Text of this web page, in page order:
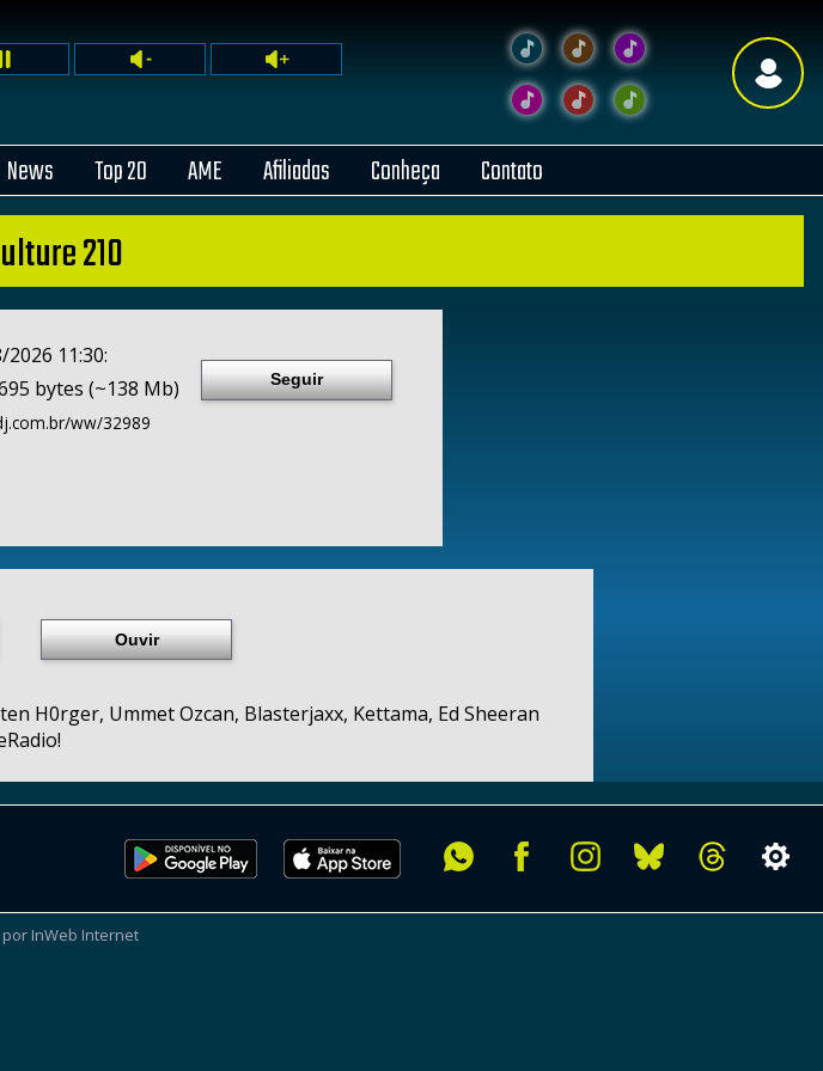
News Top 20 AME Afiliadas Conheça Contato
210
2026 11:30:
bytes (~138 Mb)
ww/32989
Seguir
Ouvir
H0rger, Ummet Ozcan, Blasterjaxx, Kettama, Ed Sheeran
InWeb Internet